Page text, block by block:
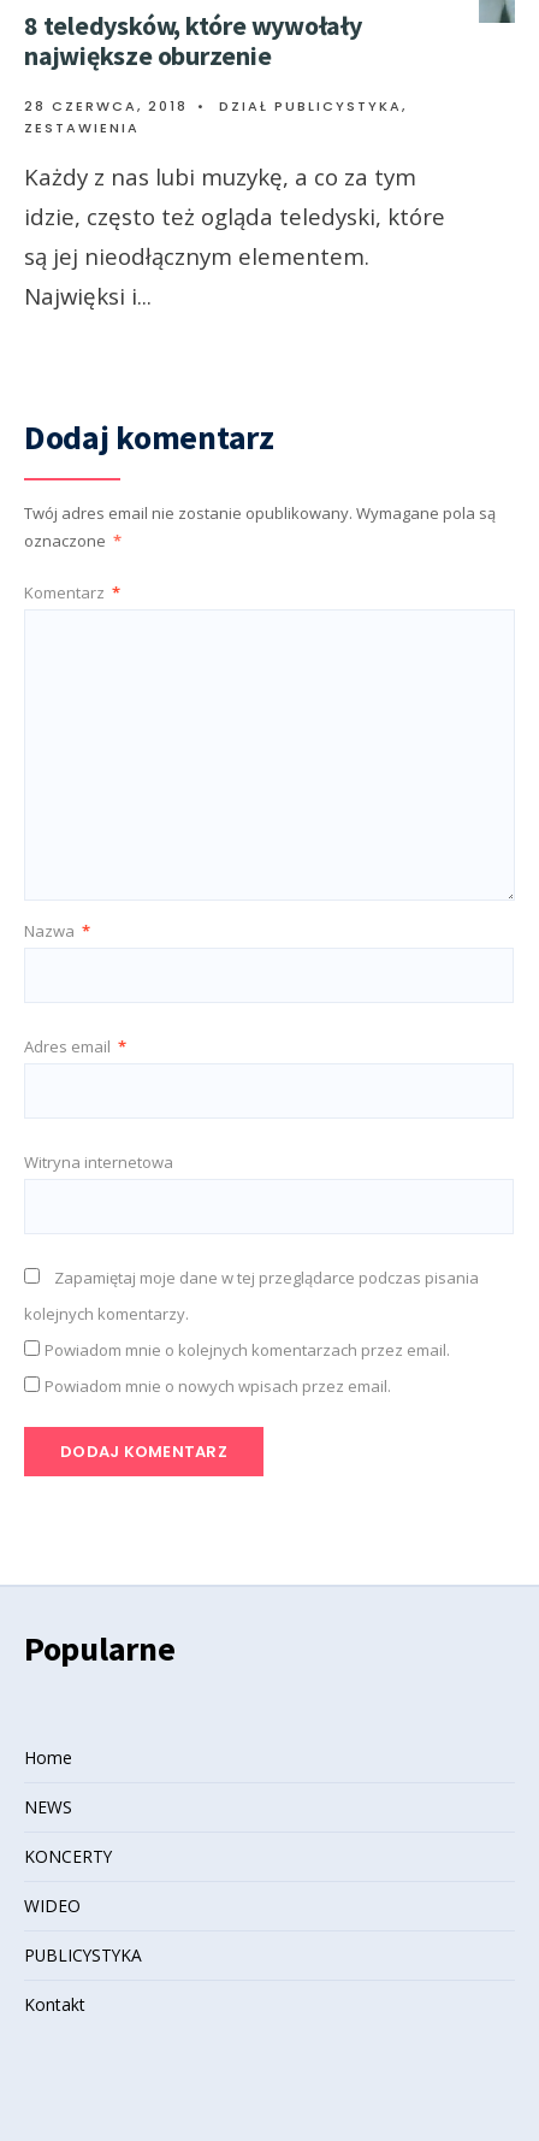
8 teledysków, które wywołały
największe oburzenie
28 CZERWCA, 2018 • DZIAŁ PUBLICYSTYKA,
ZESTAWIENIA
Każdy z nas lubi muzykę, a co za tym
idzie, często też ogląda teledyski, które
są jej nieodłącznym elementem.
Najwięksi i...
Dodaj komentarz
Twój adres email nie zostanie opublikowany. Wymagane pola są
oznaczone *
Komentarz *
Nazwa *
Adres email *
Witryna internetowa
Zapamiętaj moje dane w tej przeglądarce podczas pisania
kolejnych komentarzy.
Powiadom mnie o kolejnych komentarzach przez email.
Powiadom mnie o nowych wpisach przez email.
Popularne
Home
NEWS
KONCERTY
WIDEO
PUBLICYSTYKA
Kontakt